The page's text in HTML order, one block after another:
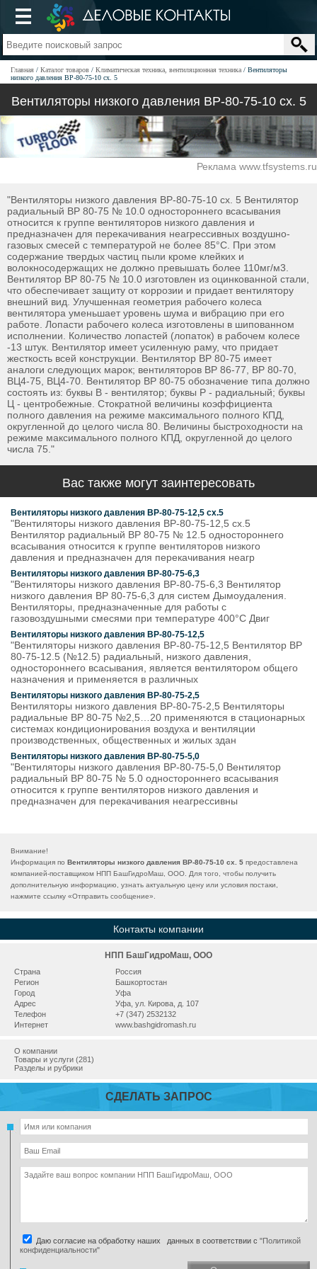
Главная Каталог товаров Климатическая техника, вентиляционная техника
Вентиляторы
низкого давления ВР-80-75-10 сх. 5
Вентиляторы низкого давления ВР-80-75-10 сх. 5
Реклама www.tfsystems.ru
"Вентиляторы низкого давления ВР-80-75-10 сх. 5 Вентилятор
радиальный ВР 80-75 № 10.0 одностороннего всасывания
относится к группе вентиляторов низкого давления и
предназначен для перекачивания неагрессивных воздушно-
газовых смесей с температурой не более 85°С. При этом
содержание твердых частиц пыли кроме клейких и
волокносодержащих не должно превышать более 110мг/м3.
Вентилятор ВР 80-75 № 10.0 изготовлен из оцинкованной стали,
что обеспечивает защиту от коррозии и придает вентилятору
внешний вид. Улучшенная геометрия рабочего колеса
вентилятора уменьшает уровень шума и вибрацию при его
работе. Лопасти рабочего колеса изготовлены в шипованном
исполнении. Количество лопастей (лопаток) в рабочем колесе
-13 штук. Вентилятор имеет усиленную раму, что придает
жесткость всей конструкции. Вентилятор ВР 80-75 имеет
аналоги следующих марок; вентиляторов ВР 86-77, ВР 80-70,
ВЦ4-75, ВЦ4-70. Вентилятор ВР 80-75 обозначение типа должно
состоять из: буквы В - вентилятор; буквы Р - радиальный; буквы
Ц - центробежные. Стократной величины коэффициента
полного давления на режиме максимального полного КПД,
округленной до целого числа 80. Величины быстроходности на
режиме максимального полного КПД, округленной до целого
числа 75."
Вас также могут заинтересовать
Вентиляторы низкого давления ВР-80-75-12,5 сх.5
"Вентиляторы низкого давления ВР-80-75-12,5 сх.5
Вентилятор радиальный ВР 80-75 № 12.5 одностороннего
всасывания относится к группе вентиляторов низкого
давления и предназначен для перекачивания неагр
Вентиляторы низкого давления ВР-80-75-6,3
"Вентиляторы низкого давления ВР-80-75-6,3 Вентилятор
низкого давления ВР 80-75-6,3 для систем Дымоудаления.
Вентиляторы, предназначенные для работы с
газовоздушными смесями при температуре 400°С Двиг
Вентиляторы низкого давления ВР-80-75-12,5
"Вентиляторы низкого давления ВР-80-75-12,5 Вентилятор ВР
80-75-12.5 (№12.5) радиальный, низкого давления,
одностороннего всасывания, является вентилятором общего
назначения и применяется в различных
Вентиляторы низкого давления ВР-80-75-2,5
Вентиляторы низкого давления ВР-80-75-2,5 Вентиляторы
радиальные ВР 80-75 №2,5…20 применяются в стационарных
системах кондиционирования воздуха и вентиляции
производственных, общественных и жилых здан
Вентиляторы низкого давления ВР-80-75-5,0
"Вентиляторы низкого давления ВР-80-75-5,0 Вентилятор
радиальный ВР 80-75 № 5.0 одностороннего всасывания
относится к группе вентиляторов низкого давления и
предназначен для перекачивания неагрессивны
Внимание!
Информация по Вентиляторы низкого давления ВР-80-75-10 сх. 5 предоставлена
компанией-поставщиком НПП БашГидроМаш, ООО. Для того, чтобы получить
дополнительную информацию, узнать актуальную цену или условия постаки,
нажмите ссылку «Отправить сообщение».
Контакты компании
НПП БашГидроМаш, ООО
Страна
Россия
Регион
Башкортостан
Город
Уфа
Адрес
Уфа, ул. Кирова, д. 107
Телефон
+7 (347) 2532132
Интернет
www.bashgidromash.ru
О компании
Товары и услуги (281)
Разделы и рубрики
СДЕЛАТЬ ЗАПРОС
Даю согласие на обработку наших данных в соответствии с "Политикой
конфиденциальности"